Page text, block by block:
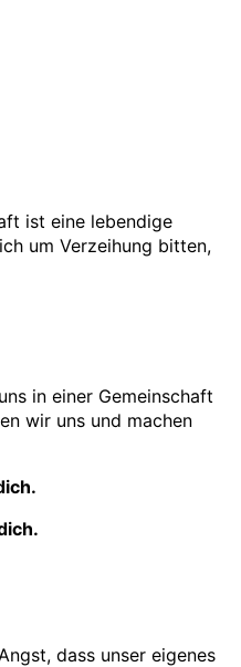
ist eine lebendige
um Verzeihung bitten,
in einer Gemeinschaft
wir uns und machen
dass unser eigenes